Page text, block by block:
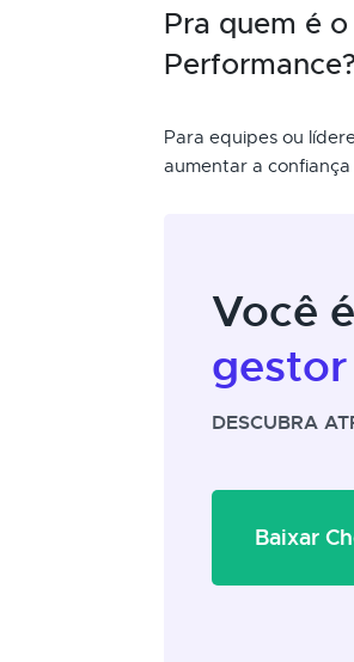
Pra quem é
Para equipes ou
aumentar a
Você
gestor
DESCUBRA
Baixar